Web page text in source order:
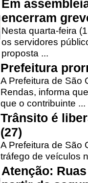
Em
encerram
Nesta quarta-feira
os servidores
proposta ...
Prefeitura
A Prefeitura de São
Rendas, informa
que o contribuinte ...
Trânsito é
(27)
A Prefeitura de São
tráfego de veículos
Atenção: